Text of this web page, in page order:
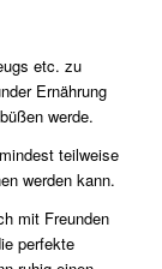
etc. zu
Ernährung
werde.
teilweise
werden kann.
mit Freunden
perfekte